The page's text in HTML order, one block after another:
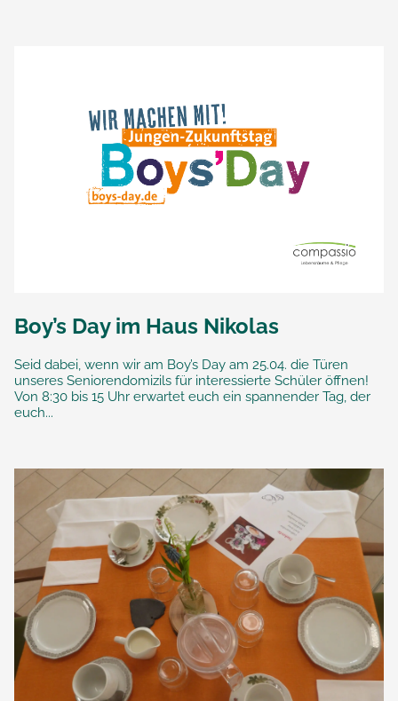
Boy’s Day im Haus Nikolas
Seid dabei, wenn wir am Boy’s Day am 25.04. die Türen
unseres Seniorendomizils für interessierte Schüler öffnen!
Von 8:30 bis 15 Uhr erwartet euch ein spannender Tag, der
euch...